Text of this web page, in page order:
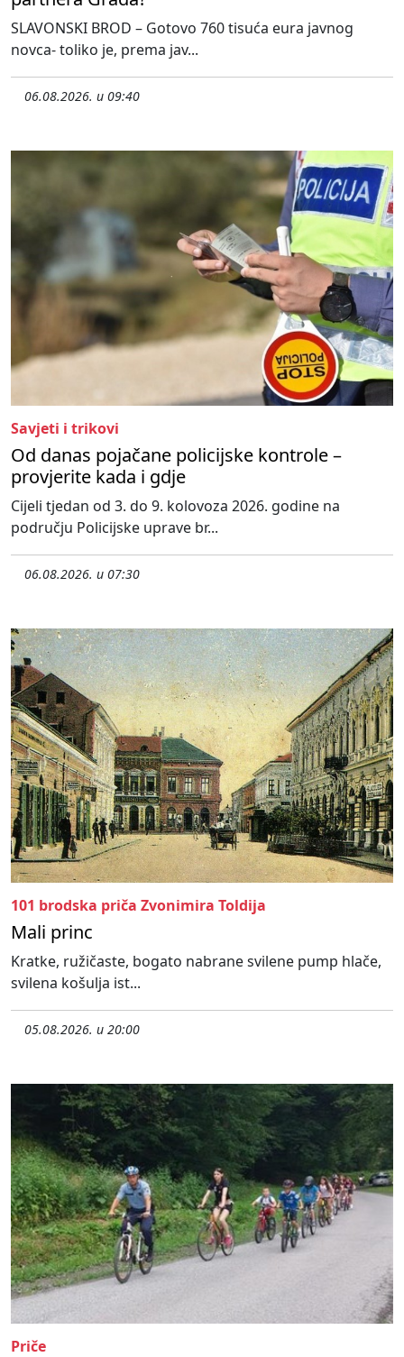
SLAVONSKI BROD – Gotovo 760 tisuća eura javnog
novca- toliko je, prema jav...
06.08.2026. u 09:40
Savjeti i trikovi
Od danas pojačane policijske kontrole –
provjerite kada i gdje
Cijeli tjedan od 3. do 9. kolovoza 2026. godine na
području Policijske uprave br...
06.08.2026. u 07:30
101 brodska priča Zvonimira Toldija
Mali princ
Kratke, ružičaste, bogato nabrane svilene pump hlače,
svilena košulja ist...
05.08.2026. u 20:00
Priče